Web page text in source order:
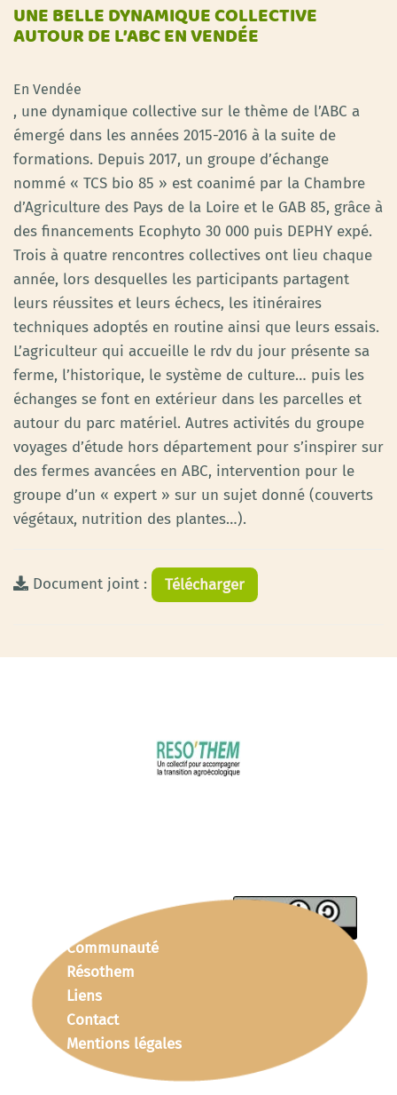
UNE BELLE DYNAMIQUE COLLECTIVE
AUTOUR DE L’ABC EN VENDÉE
En Vendée
, une dynamique collective sur le thème de l’ABC a
émergé dans les années 2015-2016 à la suite de
formations. Depuis 2017, un groupe d’échange
nommé « TCS bio 85 » est coanimé par la Chambre
d’Agriculture des Pays de la Loire et le GAB 85, grâce à
des financements Ecophyto 30 000 puis DEPHY expé.
Trois à quatre rencontres collectives ont lieu chaque
année, lors desquelles les participants partagent
leurs réussites et leurs échecs, les itinéraires
techniques adoptés en routine ainsi que leurs essais.
L’agriculteur qui accueille le rdv du jour présente sa
ferme, l’historique, le système de culture… puis les
échanges se font en extérieur dans les parcelles et
autour du parc matériel. Autres activités du groupe
voyages d’étude hors département pour s’inspirer sur
des fermes avancées en ABC, intervention pour le
groupe d’un « expert » sur un sujet donné (couverts
végétaux, nutrition des plantes…).
Document joint : Télécharger
Communauté
Résothem
Liens
Contact
Mentions légales